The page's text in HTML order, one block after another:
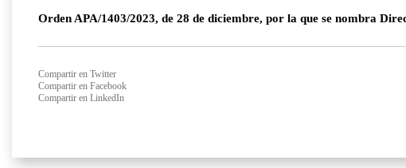
Orden APA/1403/2023, de 28 de diciembre, por la que se nombra
Compartir en Twitter
Compartir en Facebook
Compartir en LinkedIn